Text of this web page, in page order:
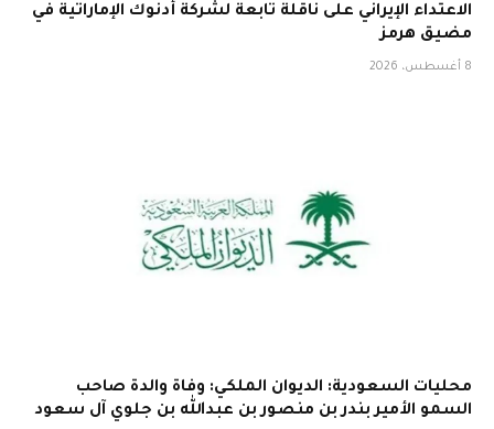
الاعتداء الإيراني على ناقلة تابعة لشركة أدنوك الإماراتية في
مضيق هرمز
8 أغسطس، 2026
محليات السعودية: الديوان الملكي: وفاة والدة صاحب
السمو الأمير بندر بن منصور بن عبدالله بن جلوي آل سعود